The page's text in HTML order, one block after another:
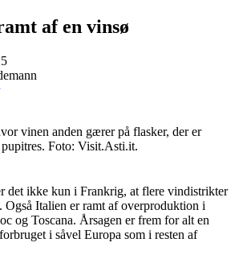
af en vinsø
vinen anden gærer på flasker, der er
Foto: Visit.Asti.it.
det ikke kun i Frankrig, at flere vindistrikter
Også Italien er ramt af overproduktion i
og Toscana. Årsagen er frem for alt en
i såvel Europa som i resten af